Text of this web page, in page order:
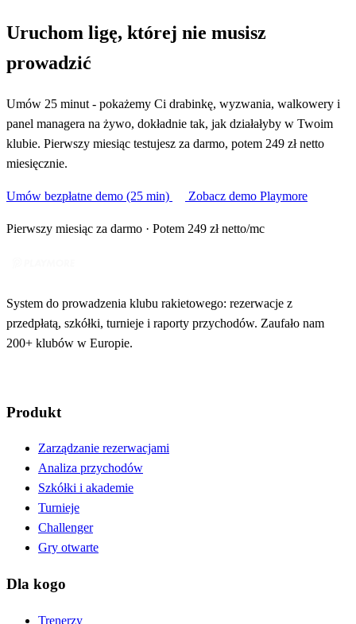
Uruchom ligę, której nie musisz
prowadzić
Umów 25 minut - pokażemy Ci drabinkę, wyzwania, walkowery i
panel managera na żywo, dokładnie tak, jak działałyby w Twoim
klubie. Pierwszy miesiąc testujesz za darmo, potem 249 zł netto
miesięcznie.
Umów bezpłatne demo (25 min) Zobacz demo Playmore
Pierwszy miesiąc za darmo · Potem 249 zł netto/mc
System do prowadzenia klubu rakietowego: rezerwacje z
przedpłatą, szkółki, turnieje i raporty przychodów. Zaufało nam
200+ klubów w Europie.
Produkt
Zarządzanie rezerwacjami
Analiza przychodów
Szkółki i akademie
Turnieje
Challenger
Gry otwarte
Dla kogo
Trenerzy